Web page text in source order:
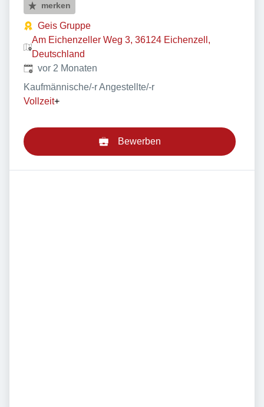
merken
Geis Gruppe
Am Eichenzeller Weg 3, 36124 Eichenzell,
Deutschland
Veröffentlicht:
vor 2 Monaten
Kaufmännische/-r Angestellte/-r
Vollzeit+
Bewerben